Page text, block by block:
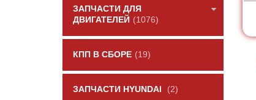
ЗАПЧАСТИ ДЛЯ
ДВИГАТЕЛЕЙ (1076)
КПП В СБОРЕ (19)
ЗАПЧАСТИ HYUNDAI (2)